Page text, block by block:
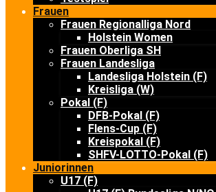
Frauen
Frauen Regionalliga Nord
Holstein Women
Frauen Oberliga SH
Frauen Landesliga
Landesliga Holstein (F)
Kreisliga (W)
Pokal (F)
DFB-Pokal (F)
Flens-Cup (F)
Kreispokal (F)
SHFV-LOTTO-Pokal (F)
Juniorinnen
U17 (F)